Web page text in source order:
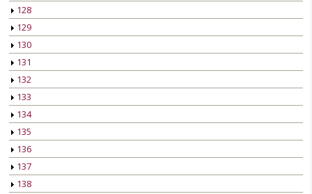
128
129
130
131
132
133
134
135
136
137
138